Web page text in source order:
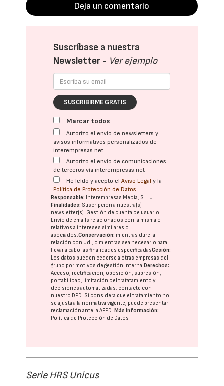
Deja un comentario
Suscríbase a nuestra
Newsletter - Ver ejemplo
SUSCRIBIRME GRATIS
Marcar todos
Autorizo el envío de newsletters y
avisos informativos personalizados de
interempresas.net
Autorizo el envío de comunicaciones
de terceros vía interempresas.net
He leído y acepto elAviso Legal y la
Política de Protección de Datos
Responsable: Interempresas Media, S.L.U.
Finalidades: Suscripción a nuestra(s)
newsletter(s). Gestión de cuenta de usuario.
Envío de emails relacionados con la misma o
relativos a intereses similares o
asociados.Conservación: mientras dure la
relación con Ud., o mientras sea necesario para
llevar a cabo las finalidades especificadasCesión:
Los datos pueden cederse a otras empresas del
grupo por motivos de gestión interna. Derechos:
Acceso, rectificación, oposición, supresión,
portabilidad, limitación del tratatamiento y
decisiones automatizadas: contacte con
nuestro DPD. Si considera que el tratamiento no
se ajusta a la normativa vigente, puede presentar
reclamación ante laAEPD. Más información:
Política de Protección de Datos
Serie HRS Unicus